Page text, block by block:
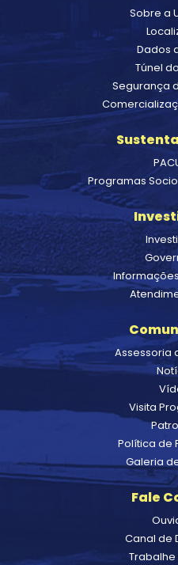
Sobre a
Dados
Túnel
Segurança
Programas
Assessoria
Visita
Política de
Galeria
Fale
Canal de